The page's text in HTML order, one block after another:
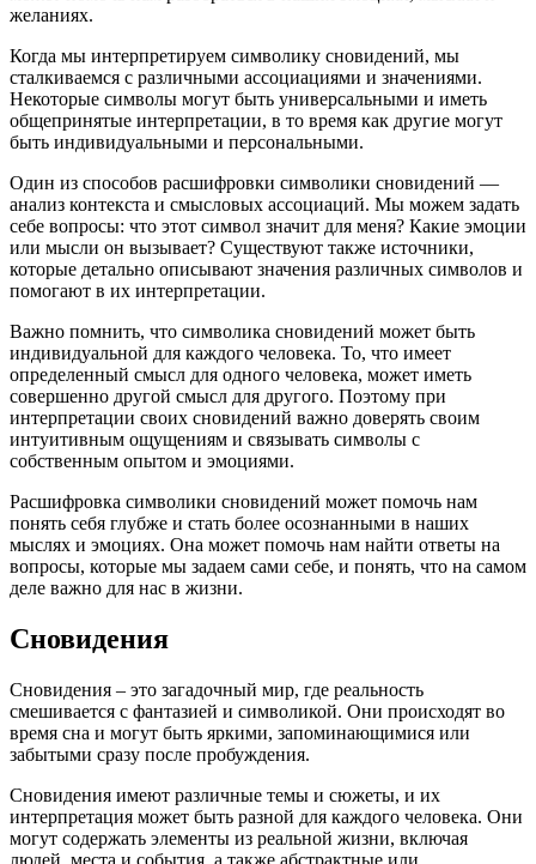
желаниях.
Когда мы интерпретируем символику сновидений, мы
сталкиваемся с различными ассоциациями и значениями.
Некоторые символы могут быть универсальными и иметь
общепринятые интерпретации, в то время как другие могут
быть индивидуальными и персональными.
Один из способов расшифровки символики сновидений —
анализ контекста и смысловых ассоциаций. Мы можем задать
себе вопросы: что этот символ значит для меня? Какие эмоции
или мысли он вызывает? Существуют также источники,
которые детально описывают значения различных символов и
помогают в их интерпретации.
Важно помнить, что символика сновидений может быть
индивидуальной для каждого человека. То, что имеет
определенный смысл для одного человека, может иметь
совершенно другой смысл для другого. Поэтому при
интерпретации своих сновидений важно доверять своим
интуитивным ощущениям и связывать символы с
собственным опытом и эмоциями.
Расшифровка символики сновидений может помочь нам
понять себя глубже и стать более осознанными в наших
мыслях и эмоциях. Она может помочь нам найти ответы на
вопросы, которые мы задаем сами себе, и понять, что на самом
деле важно для нас в жизни.
Сновидения
Сновидения – это загадочный мир, где реальность
смешивается с фантазией и символикой. Они происходят во
время сна и могут быть яркими, запоминающимися или
забытыми сразу после пробуждения.
Сновидения имеют различные темы и сюжеты, и их
интерпретация может быть разной для каждого человека. Они
могут содержать элементы из реальной жизни, включая